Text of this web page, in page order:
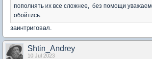
пополнять их все сложнее, без помощи
обойтись.
заинтриговал.
Shtin_Andrey
10 Jul 2023